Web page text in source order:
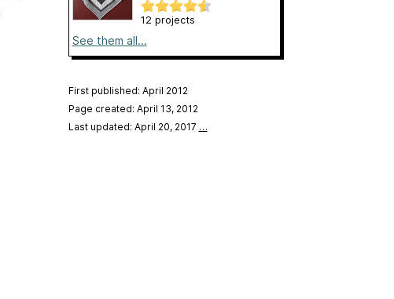
12 projects
See them all...
First published: April 2012
Page created: April 13, 2012
Last updated: April 20, 2017 …